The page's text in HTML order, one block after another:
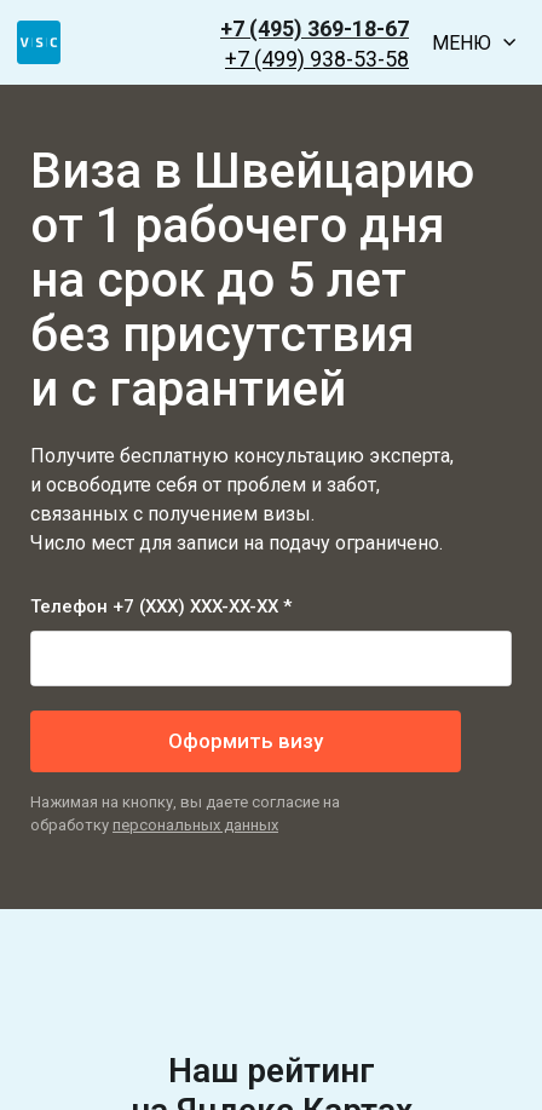
+7 (495) 369-18-67
+7 (499) 938-53-58
МЕНЮ
Виза в Швейцарию
от 1 рабочего дня
на срок до 5 лет
без присутствия
и с гарантией
Получите бесплатную консультацию эксперта,
и освободите себя от проблем и забот,
связанных с получением визы.
Число мест для записи на подачу ограничено.
Телефон +7 (XXX) XXX-XX-XX *
Оформить визу
Нажимая на кнопку, вы даете согласие на
обработку персональных данных
Наш рейтинг